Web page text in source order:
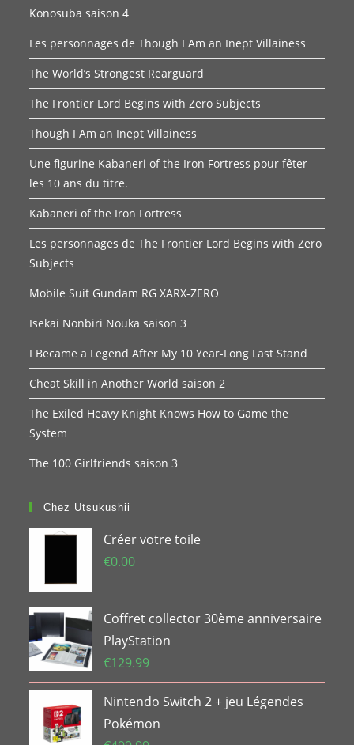
Konosuba saison 4
Les personnages de Though I Am an Inept Villainess
The World’s Strongest Rearguard
The Frontier Lord Begins with Zero Subjects
Though I Am an Inept Villainess
Une figurine Kabaneri of the Iron Fortress pour fêter
les 10 ans du titre.
Kabaneri of the Iron Fortress
Les personnages de The Frontier Lord Begins with Zero
Subjects
Mobile Suit Gundam RG XARX-ZERO
Isekai Nonbiri Nouka saison 3
I Became a Legend After My 10 Year-Long Last Stand
Cheat Skill in Another World saison 2
The Exiled Heavy Knight Knows How to Game the
System
The 100 Girlfriends saison 3
Chez Utsukushii
Créer votre toile
€0.00
Coffret collector 30ème anniversaire
PlayStation
€129.99
Nintendo Switch 2 + jeu Légendes
Pokémon